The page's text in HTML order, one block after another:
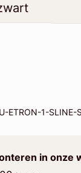
ETRON-1-SLINE-
in onze